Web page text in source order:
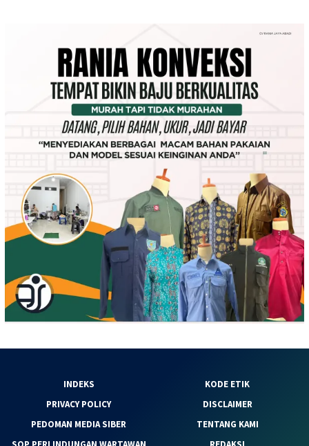
INDEKS
KODE ETIK
PRIVACY POLICY
DISCLAIMER
PEDOMAN MEDIA SIBER
TENTANG KAMI